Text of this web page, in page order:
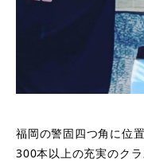
福岡の警固四つ角に位
300本以上の充実のクラ